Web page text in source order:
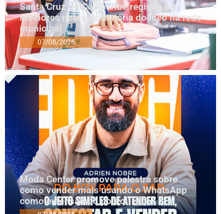
Santa Cruz do Capibaribe registra as
melhores notas da história do Ideb na rede
municipal
07/08/2026
Moda Center promove palestra sobre
como vender mais usando o WhatsApp
como extensão do ponto físico